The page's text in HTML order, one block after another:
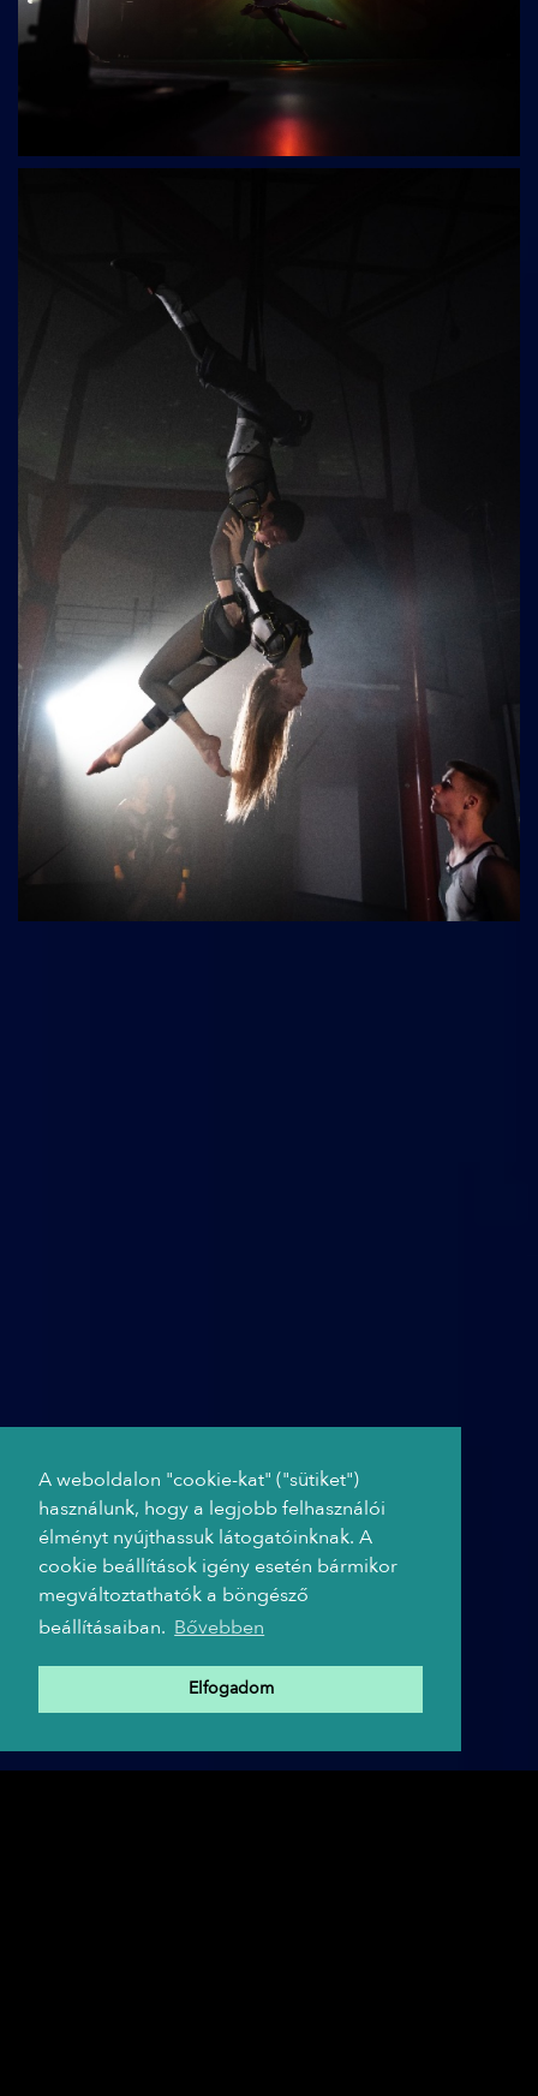
A weboldalon "cookie-kat" ("sütiket")
használunk, hogy a legjobb felhasználói
élményt nyújthassuk látogatóinknak. A
cookie beállítások igény esetén bármikor
megváltoztathatók a böngésző
beállításaiban. Bővebben
Elfogadom